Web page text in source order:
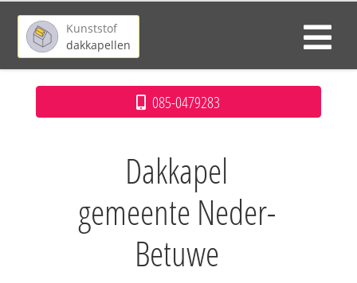
Kunststof
dakkapellen
085-0479283
Dakkapel
gemeente Neder-
Betuwe